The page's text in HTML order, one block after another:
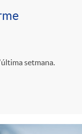
setmana.